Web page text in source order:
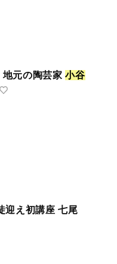
元の陶芸家小谷
迎え初講座 七尾